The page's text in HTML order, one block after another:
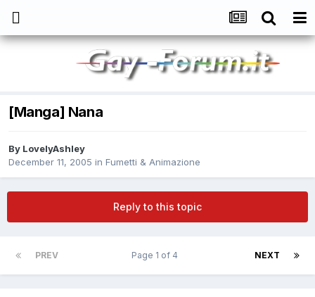
[Manga] Nana
By LovelyAshley
December 11, 2005 in Fumetti & Animazione
Reply to this topic
PREV NEXT
Page 1 of 4